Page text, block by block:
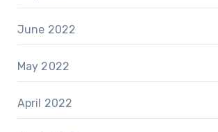
June 2022
May 2022
April 2022